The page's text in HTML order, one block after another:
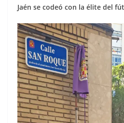
Jaén se codeó con la élite del